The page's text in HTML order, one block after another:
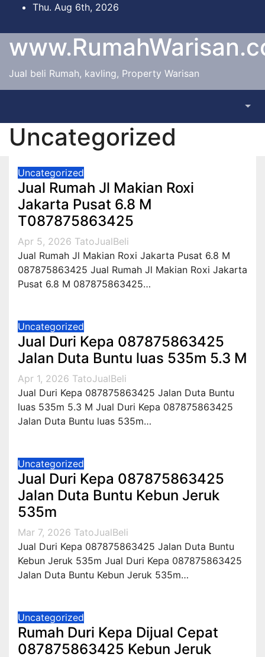
content
Thu. Aug 6th, 2026
Jual beli Rumah, kavling, Property Warisan
Uncategorized
Uncategorized
Jual Rumah Jl Makian Roxi
Jakarta Pusat 6.8 M
T087875863425
Apr 5, 2026 TatoJualBeli
Jual Rumah Jl Makian Roxi Jakarta Pusat 6.8 M
087875863425 Jual Rumah Jl Makian Roxi Jakarta
Pusat 6.8 M 087875863425…
Uncategorized
Jual Duri Kepa 087875863425
Jalan Duta Buntu luas 535m 5.3 M
Apr 1, 2026 TatoJualBeli
Jual Duri Kepa 087875863425 Jalan Duta Buntu
luas 535m 5.3 M Jual Duri Kepa 087875863425
Jalan Duta Buntu luas 535m…
Uncategorized
Jual Duri Kepa 087875863425
Jalan Duta Buntu Kebun Jeruk
535m
Mar 7, 2026 TatoJualBeli
Jual Duri Kepa 087875863425 Jalan Duta Buntu
Kebun Jeruk 535m Jual Duri Kepa 087875863425
Jalan Duta Buntu Kebun Jeruk 535m…
Uncategorized
Rumah Duri Kepa Dijual Cepat
087875863425 Kebun Jeruk